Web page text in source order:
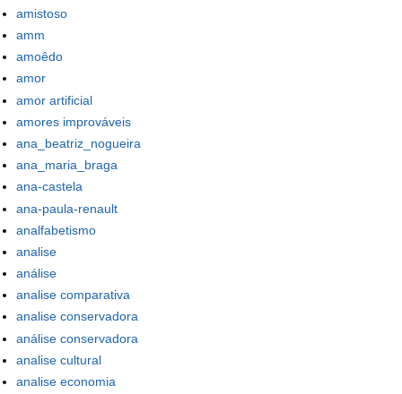
amistoso
amm
amoêdo
amor
amor artificial
amores improváveis
ana_beatriz_nogueira
ana_maria_braga
ana-castela
ana-paula-renault
analfabetismo
analise
análise
analise comparativa
analise conservadora
análise conservadora
analise cultural
analise economia